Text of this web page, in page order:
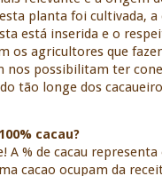
planta foi cultivada, a
está inserida e o
os agricultores que
nos possibilitam ter
tão longe dos
cacau?
A % de cacau
cacao ocupam da